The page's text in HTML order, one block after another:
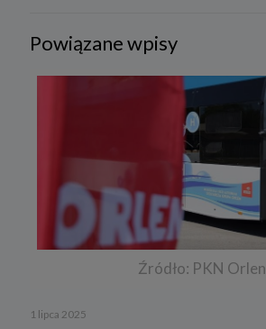
Powiązane wpisy
Źródło: PKN Orlen
1 lipca 2025